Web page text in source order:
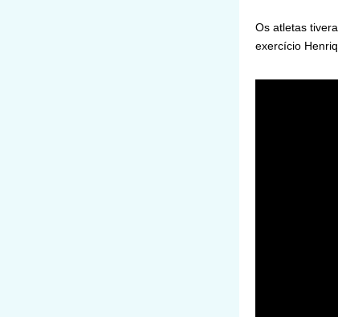
Os atletas
exercício